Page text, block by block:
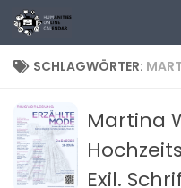
Zum Inhalt springen
SCHLAGWÖRTER:
Martina
Exil.